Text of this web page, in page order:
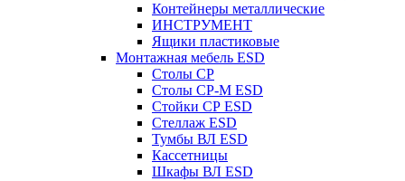
Контейнеры металлические
ИНСТРУМЕНТ
Ящики пластиковые
Монтажная мебель ESD
Столы СР
Столы СР-М ESD
Стойки СР ESD
Стеллаж ESD
Тумбы ВЛ ESD
Кассетницы
Шкафы ВЛ ESD